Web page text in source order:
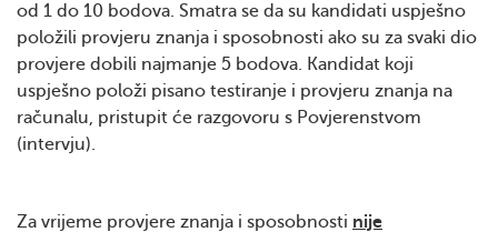
od 1 do 10 bodova. Smatra se da su kandidati uspješno
položili provjeru znanja i sposobnosti ako su za svaki dio
provjere dobili najmanje 5 bodova. Kandidat koji
uspješno položi pisano testiranje i provjeru znanja na
računalu, pristupit će razgovoru s Povjerenstvom
(intervju).
Za vrijeme provjere znanja i sposobnosti nije